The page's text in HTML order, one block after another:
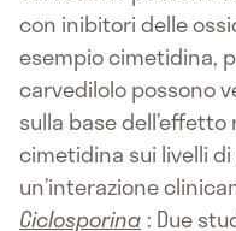
con inibitori delle
esempio cimetidina,
carvedilolo possono
sulla base
cimetidina sui livelli
un’interazione
Ciclosporina : Due